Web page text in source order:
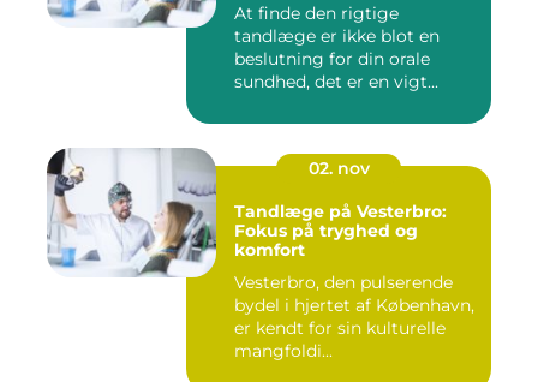
At finde den rigtige
tandlæge er ikke blot en
beslutning for din orale
sundhed, det er en vigt...
02. nov
Tandlæge på Vesterbro:
Fokus på tryghed og
komfort
Vesterbro, den pulserende
bydel i hjertet af København,
er kendt for sin kulturelle
mangfoldi...